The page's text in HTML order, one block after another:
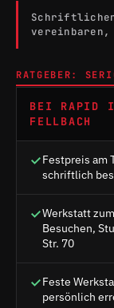
RATGEBER:
BEI RAPID
FELLBACH
Festpreis am
schriftlich
Werkstatt zum
Besuchen,
Str. 70
Feste
persönlich